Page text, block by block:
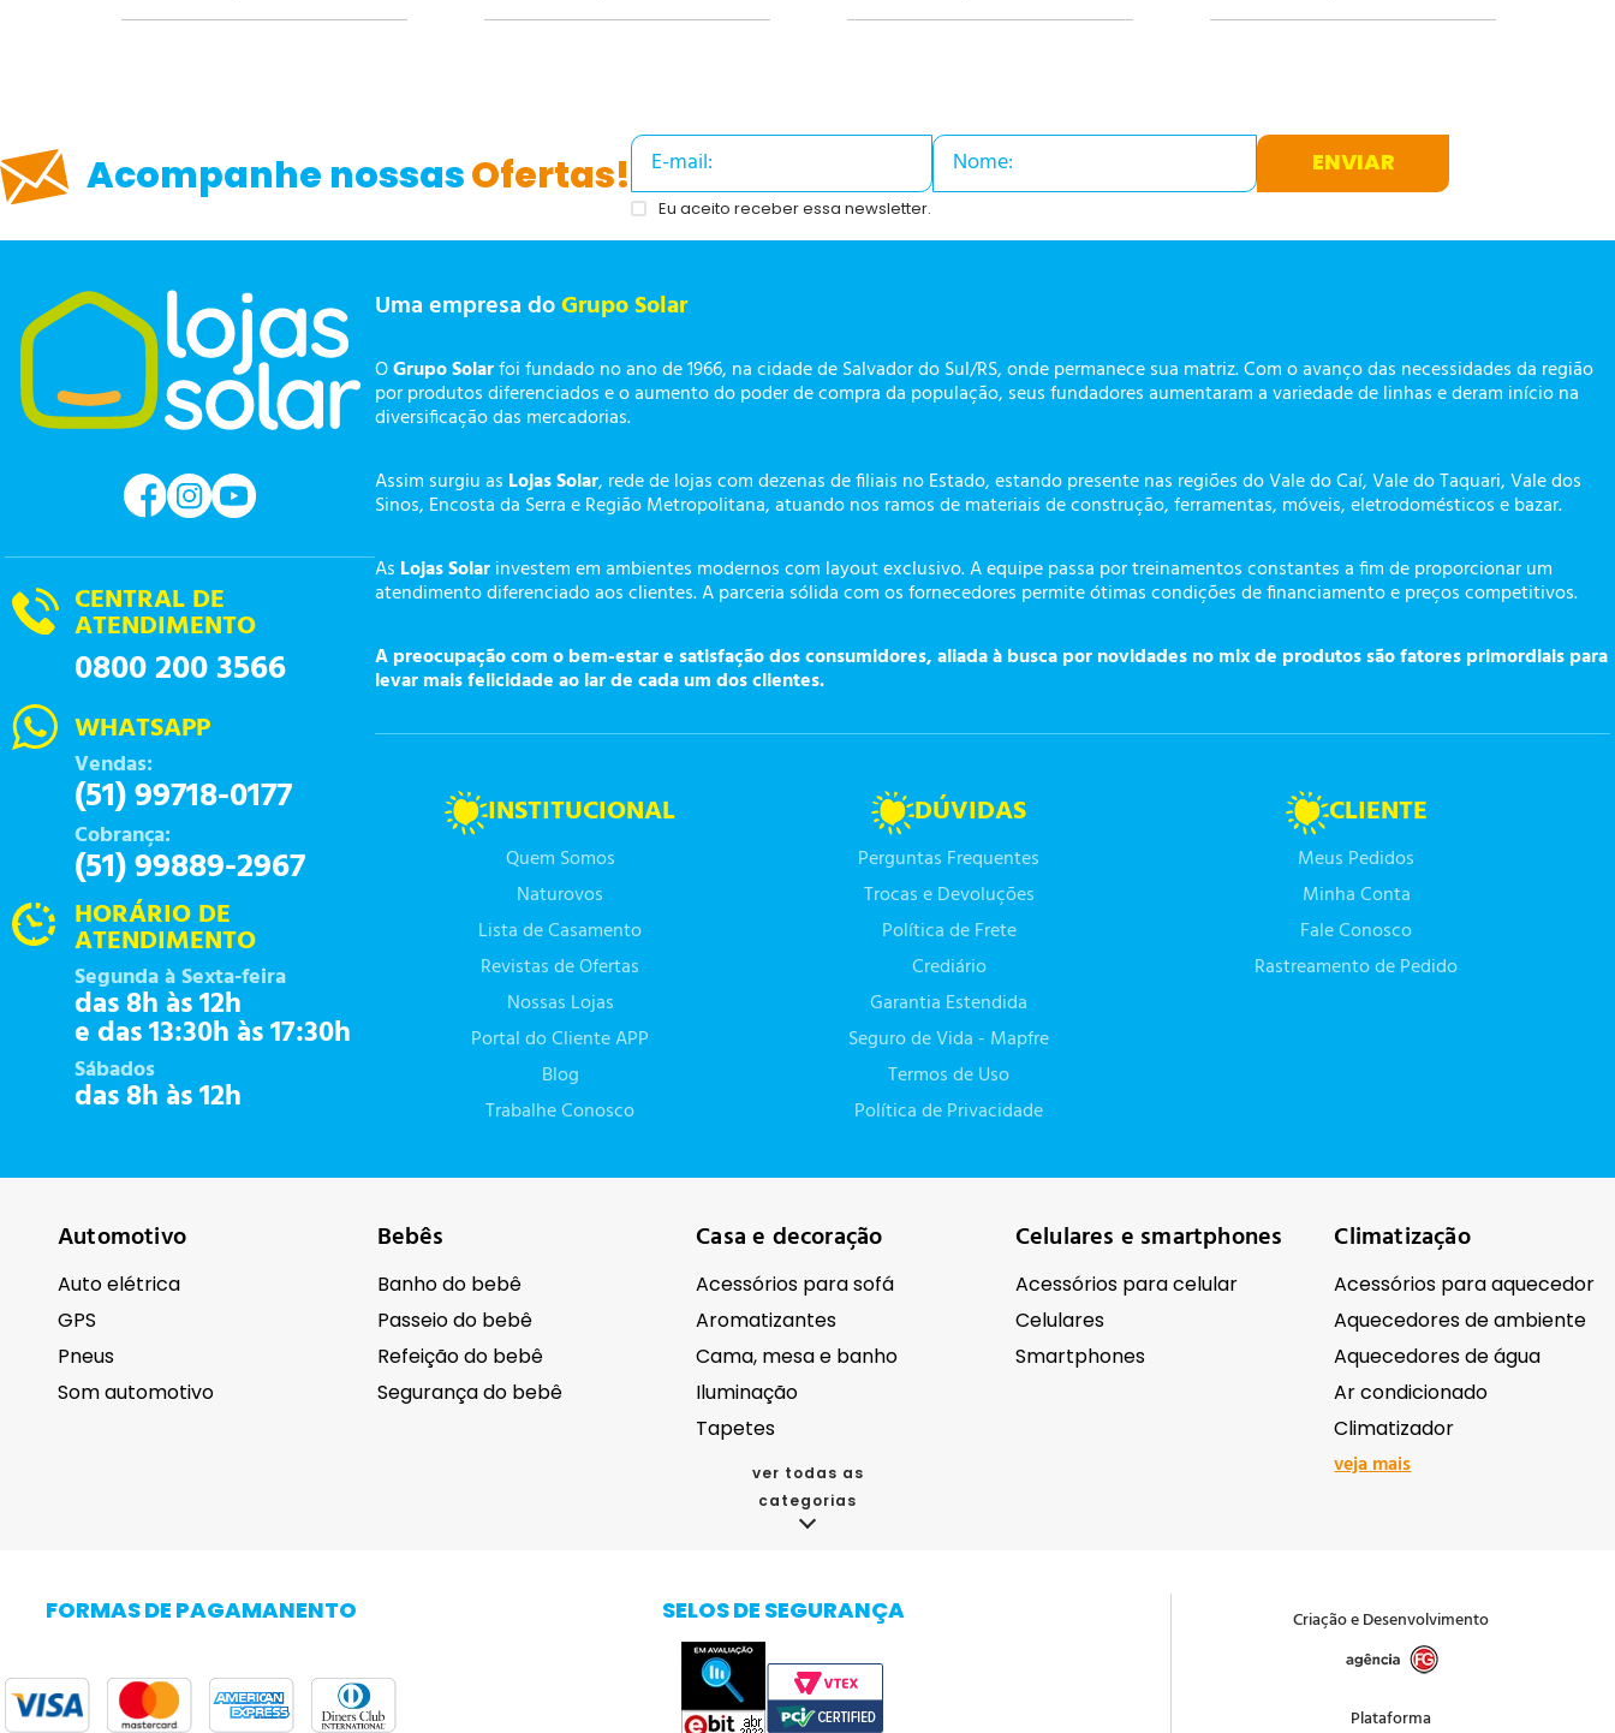
Acompanhe nossasOfertas! ENVIAR
Eu aceito receber essa newsletter.
CENTRAL DE
ATENDIMENTO
0800 200 3566
WHATSAPP
Vendas:
(51) 99718-0177
Cobrança:
(51) 99889-2967
HORÁRIO DE
ATENDIMENTO
Segunda à Sexta-feira
das 8h às 12h
e das 13:30h às 17:30h
Sábados
das 8h às 12h
Uma empresa doGrupo Solar
OGrupo Solarfoi fundado no ano de 1966, na cidade de Salvador do Sul/RS, onde permanece sua matriz. Com o avanço das necessidades da região
por produtos diferenciados e o aumento do poder de compra da população, seus fundadores aumentaram a variedade de linhas e deram início na
diversificação das mercadorias.
Assim surgiu as Lojas Solar, rede de lojas com dezenas de filiais no Estado, estando presente nas regiões do Vale do Caí, Vale do Taquari, Vale dos
Sinos, Encosta da Serra e Região Metropolitana, atuando nos ramos de materiais de construção, ferramentas, móveis, eletrodomésticos e bazar.
As Lojas Solarinvestem em ambientes modernos com layout exclusivo. A equipe passa por treinamentos constantes a fim de proporcionar um
atendimento diferenciado aos clientes. A parceria sólida com os fornecedores permite ótimas condições de financiamento e preços competitivos.
A preocupação com o bem-estar e satisfação dos consumidores, aliada à busca por novidades no mix de produtos são fatores primordiais para
levar mais felicidade ao lar de cada um dos clientes.
INSTITUCIONAL
Quem Somos
Naturovos
Lista de Casamento
Revistas de Ofertas
Nossas Lojas
Portal do Cliente APP
Blog
Trabalhe Conosco
DÚVIDAS
Perguntas Frequentes
Trocas e Devoluções
Política de Frete
Crediário
Garantia Estendida
Seguro de Vida - Mapfre
Termos de Uso
Política de Privacidade
CLIENTE
Meus Pedidos
Minha Conta
Fale Conosco
Rastreamento de Pedido
Automotivo
Auto elétrica
GPS
Pneus
Som automotivo
Bebês
Banho do bebê
Passeio do bebê
Refeição do bebê
Segurança do bebê
Casa e decoração
Acessórios para sofá
Aromatizantes
Cama, mesa e banho
Iluminação
Tapetes
Celulares e smartphones
Acessórios para celular
Celulares
Smartphones
Climatização
Acessórios para aquecedor
Aquecedores de ambiente
Aquecedores de água
Ar condicionado
Climatizador
veja mais
Higiene
Cafeteiras
Andaimes e cavaletes
ver todas as
categorias
FORMAS DE PAGAMANENTO SELOS DE SEGURANÇA Criação e Desenvolvimento
Plataforma